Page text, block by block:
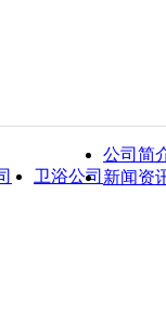
卫浴公司
公司简
新闻资